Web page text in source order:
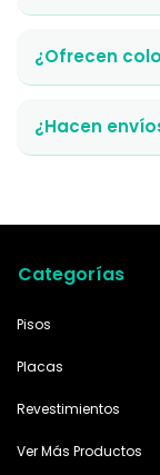
¿Ofrecen
¿Hacen
Categorías
Pisos
Placas
Revestimientos
Ver Más Productos